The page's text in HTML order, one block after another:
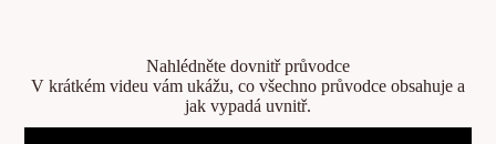
Nahlédněte dovnitř průvodce
V krátkém videu vám ukážu, co všechno průvodce obsahuje a
jak vypadá uvnitř.